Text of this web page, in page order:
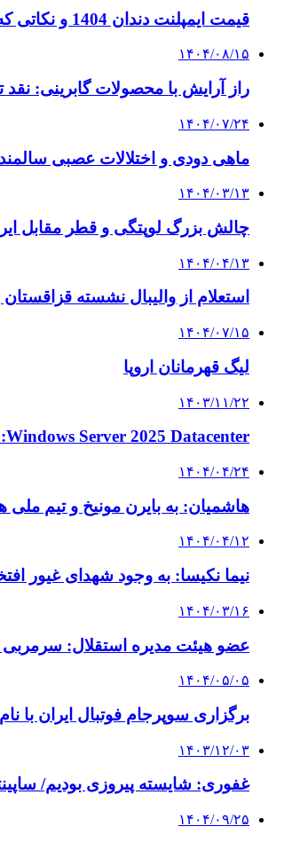
قیمت ایمپلنت دندان 1404 و نکاتی که باید بدانید
۱۴۰۴/۰۸/۱۵
راز آرایش با محصولات گابرینی:
۱۴۰۴/۰۷/۲۴
ماهی دودی و اختلالات عصبی
۱۴۰۴/۰۳/۱۳
چالش بزرگ لوپتگی و قطر مقابل
۱۴۰۴/۰۴/۱۳
استعلام از والیبال نشسته
۱۴۰۴/۰۷/۱۵
لیگ قهرمانان اروپا
۱۴۰۳/۱۱/۲۲
Windows Server 2025 Datacenter: چه زمانی انتخاب درستی است و مزایای لایسنس اورجینال
۱۴۰۴/۰۴/۲۴
هاشمیان: به بایرن مونیخ و تیم
۱۴۰۴/۰۴/۱۲
نیما نکیسا: به وجود شهدای غیور
۱۴۰۴/۰۳/۱۶
عضو هیئت مدیره استقلال:
۱۴۰۴/۰۵/۰۵
برگزاری سوپرجام فوتبال ایران با
۱۴۰۳/۱۲/۰۳
غفوری: شایسته پیروزی بودیم/
۱۴۰۴/۰۹/۲۵